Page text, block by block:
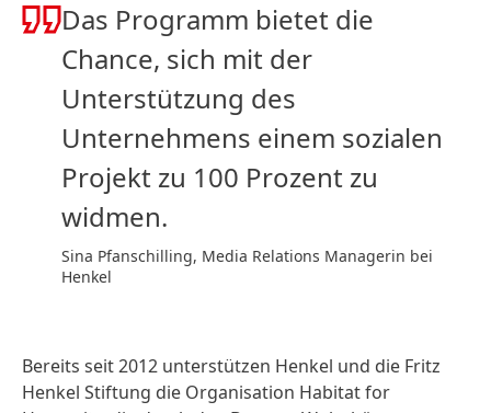
Das Programm bietet die
Chance, sich mit der
Unterstützung des
Unternehmens einem sozialen
Projekt zu 100 Prozent zu
widmen.
Sina Pfanschilling, Media Relations Managerin bei
Henkel
Bereits seit 2012 unterstützen Henkel und die Fritz
Henkel Stiftung die Organisation Habitat for